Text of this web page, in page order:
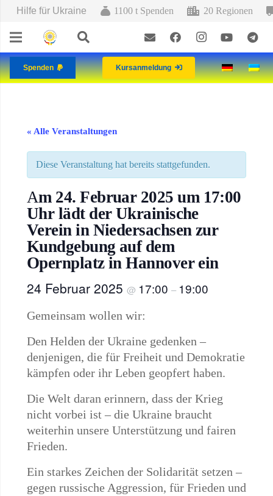
Hilfe für Ukraine 1100 t Spenden 20 Regionen
Spenden Kursanmeldung
« Alle Veranstaltungen
Diese Veranstaltung hat bereits stattgefunden.
Am 24. Februar 2025 um 17:00
Uhr lädt der Ukrainische
Verein in Niedersachsen zur
Kundgebung auf dem
Opernplatz in Hannover ein
24 Februar 2025 @ 17:00 – 19:00
Gemeinsam wollen wir:
Den Helden der Ukraine gedenken –
denjenigen, die für Freiheit und Demokratie
kämpfen oder ihr Leben geopfert haben.
Die Welt daran erinnern, dass der Krieg
nicht vorbei ist – die Ukraine braucht
weiterhin unsere Unterstützung und fairen
Frieden.
Ein starkes Zeichen der Solidarität setzen –
gegen russische Aggression, für Frieden und